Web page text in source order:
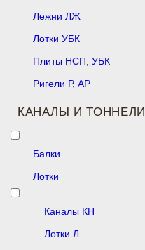
Лежни ЛЖ
Лотки УБК
Плиты НСП, УБК
Ригели Р, АР
КАНАЛЫ И ТОННЕЛИ
Балки
Лотки
Каналы КН
Лотки Л